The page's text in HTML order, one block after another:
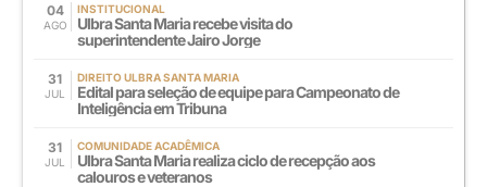
04
AGO
INSTITUCIONAL
Ulbra Santa Maria recebe visita do
superintendente Jairo Jorge
31
JUL
DIREITO ULBRA SANTA MARIA
Edital para seleção de equipe para Campeonato de
Inteligência em Tribuna
31
JUL
COMUNIDADE ACADÊMICA
Ulbra Santa Maria realiza ciclo de recepção aos
calouros e veteranos